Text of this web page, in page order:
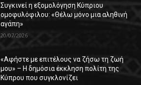
Συγκινεί η εξομολόγηση Κύπριου
ομοφυλόφιλου: «Θέλω μόνο μια αληθινή
αγάπη»
20/07/2026
«Αφήστε με επιτέλους να ζήσω τη ζωή
μου» – Η δημόσια έκκληση πολίτη της
Κύπρου που συγκλονίζει